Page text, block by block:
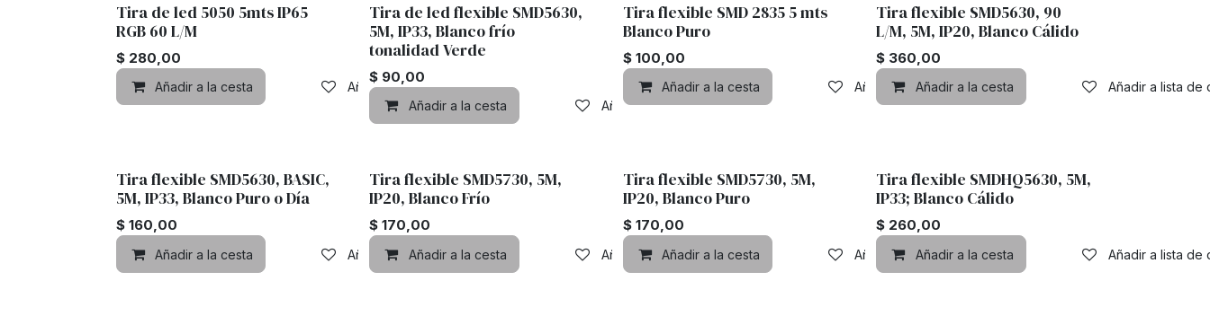
Tira de led 5050 5mts IP65
RGB 60 L/M
$ 280,00
Añadir a la cesta Añadir a lista de deseos
Tira de led flexible SMD5630,
5M, IP33, Blanco frío
tonalidad Verde
$ 90,00
Añadir a la cesta Añadir a lista de deseos
Tira flexible SMD 2835 5 mts
Blanco Puro
$ 100,00
Añadir a la cesta Añadir a lista de deseos
Tira flexible SMD5630, 90
L/M, 5M, IP20, Blanco Cálido
$ 360,00
Añadir a la cesta Añadir a lista de
Tira flexible SMD5630, BASIC,
5M, IP33, Blanco Puro o Día
$ 160,00
Añadir a la cesta Añadir a lista de deseos
Tira flexible SMD5730, 5M,
IP20, Blanco Frío
$170,00
Añadir a la cesta Añadir a lista de deseos
Tira flexible SMD5730, 5M,
IP20, Blanco Puro
$ 170,00
Añadir a la cesta Añadir a lista de deseos
Tira flexible SMDHQ5630, 5M,
IP33; Blanco Cálido
$ 260,00
Añadir a la cesta Añadir a lista de